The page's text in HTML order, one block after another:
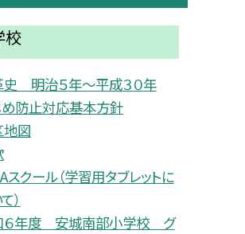
校
史 明治５年〜平成３０年
め防止対応基本方針
地図
スクール（学習用タブレットに
）
６年度 安城南部小学校 グ